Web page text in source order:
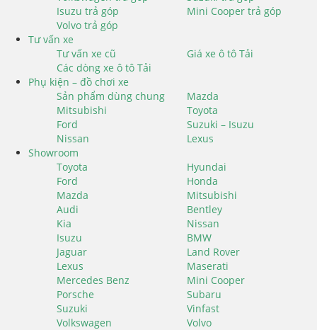
Isuzu trả góp
Mini Cooper trả góp
Volvo trả góp
Tư vấn xe
Tư vấn xe cũ
Giá xe ô tô Tải
Các dòng xe ô tô Tải
Phụ kiện – đồ chơi xe
Sản phẩm dùng chung
Mazda
Mitsubishi
Toyota
Ford
Suzuki – Isuzu
Nissan
Lexus
Showroom
Toyota
Hyundai
Ford
Honda
Mazda
Mitsubishi
Audi
Bentley
Kia
Nissan
Isuzu
BMW
Jaguar
Land Rover
Lexus
Maserati
Mercedes Benz
Mini Cooper
Porsche
Subaru
Suzuki
Vinfast
Volkswagen
Volvo